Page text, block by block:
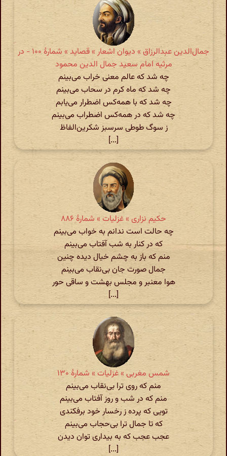
جمال‌الدین عبدالرزاق » دیوان اشعار » قصاید » شمارهٔ ۱۰۰ - در
مرثیه امام سعید جمال الدین محمود
چه شد که عالم معنی خراب می‌بینم
چه شد که ماه کرم در سحاب می‌بینم
چه شد که با همه‌کس اضطرار می‌یابم
چه شد که در همه‌کس اضطراب می‌بینم
ز سوگ طوطی سرسبز شکرین‌الفاظ
[...]
حکیم نزاری » غزلیات » شمارهٔ ۸۸۶
چه حالت است ندانم به خواب می‌بینم
که در کنار به شب آفتاب می‌بینم
منم که باز به چشم خیال دیده چنین
جمال صورت جان بی‌نقاب می‌بینم
هوا معنبر و مجلس بهشت و ساقی حور
[...]
شمس مغربی » غزلیات » شمارهٔ ۱۳۰
منم که روی ترا بی‌نقاب می‌بینم
منم که در شب و روز آفتاب می‌بینم
تویی که پرده ز رخسار خود برفکندی
که تا جمال ترا بی‌حجاب می‌بینم
عجب عجب که به بیداری توان دیدن
[...]